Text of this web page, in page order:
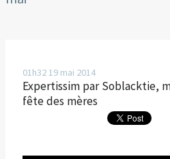
01h3219 mai 2014
Expertissim par Soblacktie,
fête des mères